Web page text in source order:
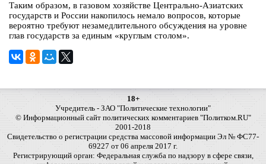
Таким образом, в газовом хозяйстве Центрально-Азиатских
государств и России накопилось немало вопросов, которые
вероятно требуют незамедлительного обсуждения на уровне
глав государств за единым «круглым столом».
18+
Учредитель - ЗАО "Политические технологии"
© Информационный сайт политических комментариев "Политком.RU"
2001-2018
Свидетельство о регистрации средства массовой информации Эл № ФС77-
69227 от 06 апреля 2017 г.
Регистрирующий орган: Федеральная служба по надзору в сфере связи,